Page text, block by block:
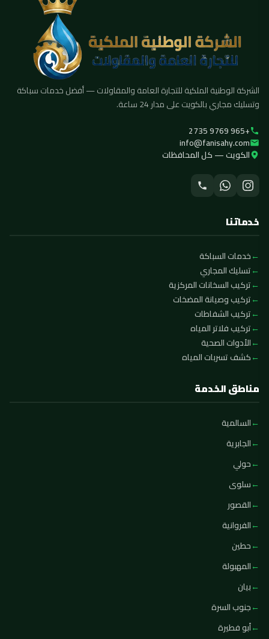
الشركة الوطنية الملكية للتجارة العامة والمقاولات — أفضل خدمات سباكة
وتسليك مجاري بالكويت على مدار 24 ساعة.
+965 9769 2735
info@fanisahy.com
الكويت — كل المحافظات
خدماتنا
خدمات السباكة
تسليك المجاري
تركيب السخانات المركزية
تركيب وصيانة المضخات
تركيب الشفاطات
تركيب فلاتر المياه
الأدوات الصحية
كشف تسربات المياه
مناطق الخدمة
السالمية
الجابرية
حولي
سلوى
القصور
الفروانية
حطين
المهبولة
بيان
جنوب السرة
أبو فطيرة